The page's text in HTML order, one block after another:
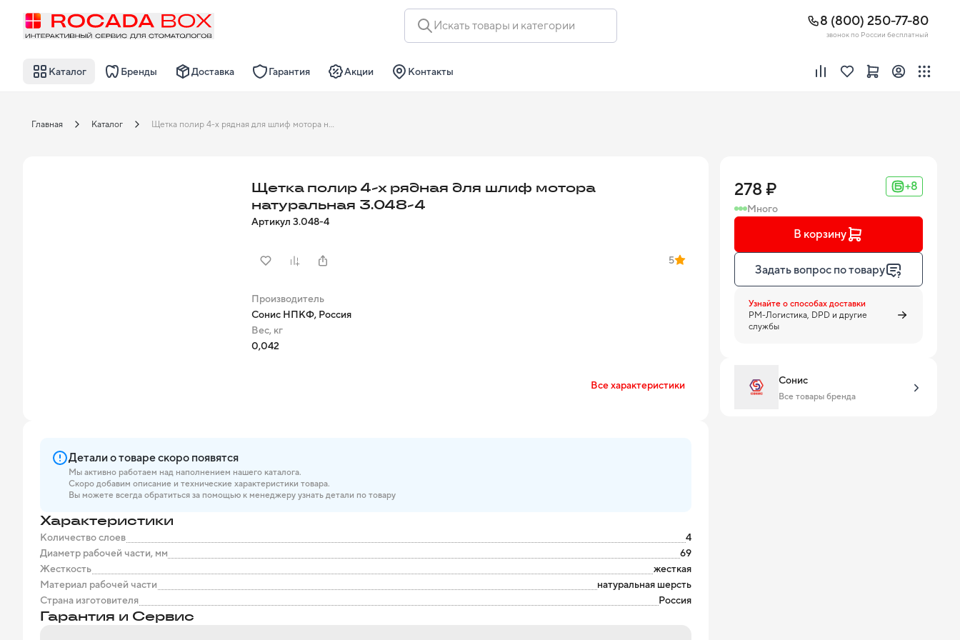
Искать товары и категории 8 (800) 250-77-80
звонок по России бесплатный
Каталог Бренды Доставка Гарантия Акции Контакты
Главная Каталог Щетка полир 4-х рядная для шлиф мотора натуральная 3.048-4
Щетка полир 4-х рядная для шлиф мотора
натуральная 3.048-4
Артикул 3.048-4
5
Производитель
Сонис НПКФ, Россия
Вес, кг
0,042
Все характеристики
Детали о товаре скоро появятся
Мы активно работаем над наполнением нашего каталога.
Скоро добавим описание и технические характеристики товара.
Вы можете всегда обратиться за помощью к менеджеру узнать детали по товару
Характеристики
Количество слоев
4
Диаметр рабочей части, мм
69
Жесткость
жесткая
Материал рабочей части
натуральная шерсть
Страна изготовителя
Россия
Гарантия и Сервис
278 ₽ +8
Много
В корзину
Задать вопрос по товару
Узнайте о способах доставки
PM-Логистика, DPD и другие
службы
Сонис
Все товары бренда